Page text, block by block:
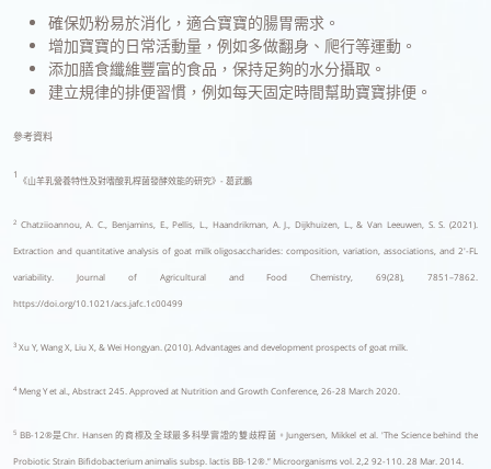
確保奶粉易於消化，適合寶寶的腸胃需求。
增加寶寶的日常活動量，例如多做翻身、爬行等運動。
添加膳食纖維豐富的食品，保持足夠的水分攝取。
建立規律的排便習慣，例如每天固定時間幫助寶寶排便。
參考資料
1
《山羊乳營養特性及對嗜酸乳桿菌發酵效能的研究》- 葛武鵬
2 Chatziioannou, A. C., Benjamins, E., Pellis, L., Haandrikman, A. J., Dijkhuizen, L., & Van Leeuwen, S. S. (2021).
Extraction and quantitative analysis of goat milk oligosaccharides: composition, variation, associations, and 2′-FL
variability. Journal of Agricultural and Food Chemistry, 69(28), 7851–7862.
https://doi.org/10.1021/acs.jafc.1c00499
3 Xu Y, Wang X, Liu X, & Wei Hongyan. (2010). Advantages and development prospects of goat milk.
4 Meng Y et al., Abstract 245. Approved at Nutrition and Growth Conference, 26-28 March 2020.
5 BB-12®是Chr. Hansen 的商標及全球最多科學實證的雙歧桿菌。Jungersen, Mikkel et al. 'The Science behind the
Probiotic Strain Bifidobacterium animalis subsp. lactis BB-12®.” Microorganisms vol. 2,2 92-110. 28 Mar. 2014.